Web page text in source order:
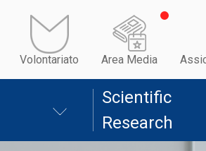
Volontariato Area Media
Scientific
Research